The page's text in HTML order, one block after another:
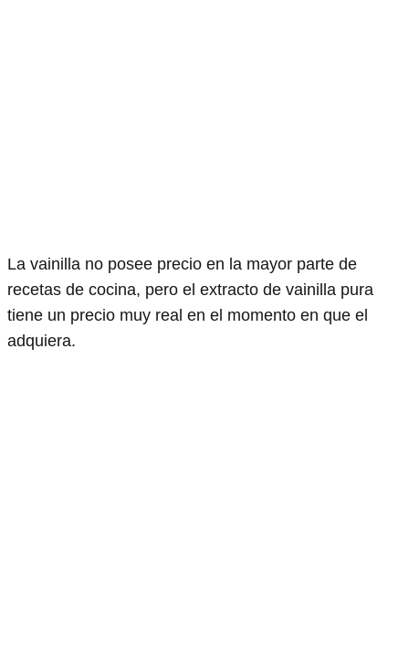
La vainilla no posee precio en la mayor parte de
recetas de cocina, pero el extracto de vainilla pura
tiene un precio muy real en el momento en que el
adquiera.